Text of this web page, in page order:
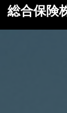
総合保険